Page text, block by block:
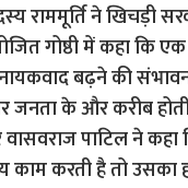
राममूर्ति ने खिचड़ी
गोष्ठी में कहा कि एक
बढ़ने की
के और करीब होती
पाटिल ने कहा
काम करती है तो उसका